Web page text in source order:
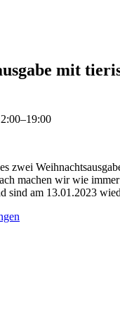
mit
zwei
machen wir wie
sind am 13.01.2023